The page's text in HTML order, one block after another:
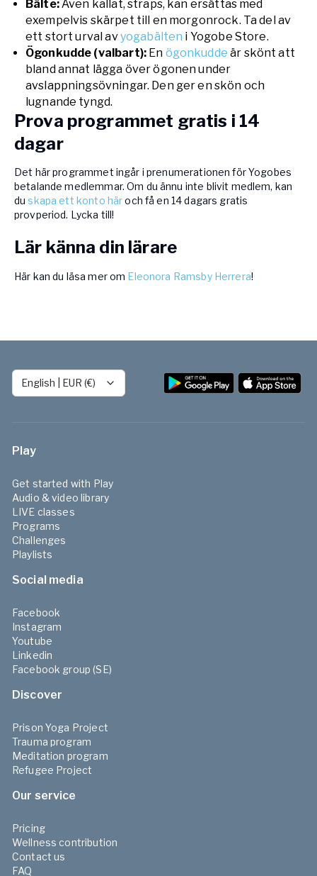
Bälte:Även kallat, straps, kan ersättas med
exempelvis skärpet till en morgonrock. Ta del av
ett stort urval avyogabälten i Yogobe Store.
Ögonkudde (valbart):En ögonkuddeär skönt att
bland annat lägga över ögonen under
avslappningsövningar. Den ger en skön och
lugnande tyngd.
Prova programmet gratis i 14
dagar
Det här programmet ingår i prenumerationen för Yogobes
betalande medlemmar. Om du ännu inte blivit medlem, kan
du skapa ett konto häroch få en 14 dagars gratis
provperiod. Lycka till!
Lär känna din lärare
Här kan du läsa mer om Eleonora Ramsby Herrera!
English EUR (€)
Play
Get started with Play
Audio & video library
LIVE classes
Programs
Challenges
Playlists
Social media
Facebook
Instagram
Youtube
Linkedin
Facebook group (SE)
Discover
Prison Yoga Project
Trauma program
Meditation program
Refugee Project
Our service
Pricing
Wellness contribution
Contact us
FAQ